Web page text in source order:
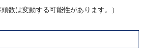
は変動する可能性があります。）